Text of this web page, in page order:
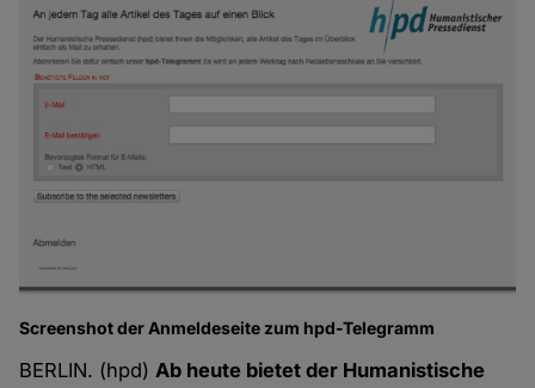
Screenshot der Anmeldeseite zum hpd-Telegramm
BERLIN. (hpd)Ab heute bietet der Humanistische